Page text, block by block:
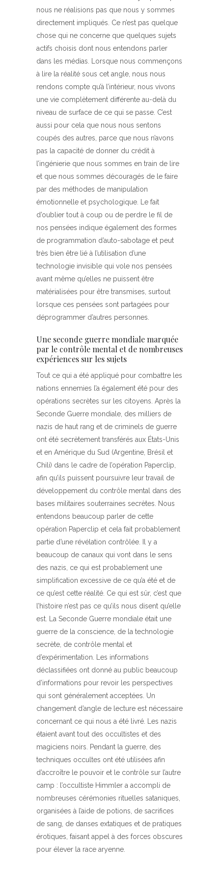
nous ne réalisions pas que nous y sommes
directement impliqués. Ce n’est pas quelque
chose qui ne concerne que quelques sujets
actifs choisis dont nous entendons parler
dans les médias. Lorsque nous commençons
à lire la réalité sous cet angle, nous nous
rendons compte qu’à l’intérieur, nous vivons
une vie complètement différente au-delà du
niveau de surface de ce qui se passe. C’est
aussi pour cela que nous nous sentons
coupés des autres, parce que nous n’avons
pas la capacité de donner du crédit à
l’ingénierie que nous sommes en train de lire
et que nous sommes découragés de le faire
par des méthodes de manipulation
émotionnelle et psychologique. Le fait
d’oublier tout à coup ou de perdre le fil de
nos pensées indique également des formes
de programmation d’auto-sabotage et peut
très bien être lié à l’utilisation d’une
technologie invisible qui vole nos pensées
avant même qu’elles ne puissent être
matérialisées pour être transmises, surtout
lorsque ces pensées sont partagées pour
déprogrammer d’autres personnes.
Une seconde guerre mondiale marquée
par le contrôle mental et de nombreuses
expériences sur les sujets
Tout ce qui a été appliqué pour combattre les
nations ennemies l’a également été pour des
opérations secrètes sur les citoyens. Après la
Seconde Guerre mondiale, des milliers de
nazis de haut rang et de criminels de guerre
ont été secrètement transférés aux États-Unis
et en Amérique du Sud (Argentine, Brésil et
Chili) dans le cadre de l’opération Paperclip,
afin qu’ils puissent poursuivre leur travail de
développement du contrôle mental dans des
bases militaires souterraines secrètes. Nous
entendons beaucoup parler de cette
opération Paperclip et cela fait probablement
partie d’une révélation contrôlée. Il y a
beaucoup de canaux qui vont dans le sens
des nazis, ce qui est probablement une
simplification excessive de ce qu’a été et de
ce qu’est cette réalité. Ce qui est sûr, c’est que
l’histoire n’est pas ce qu’ils nous disent qu’elle
est. La Seconde Guerre mondiale était une
guerre de la conscience, de la technologie
secrète, de contrôle mental et
d’expérimentation. Les informations
déclassifiées ont donné au public beaucoup
d’informations pour revoir les perspectives
qui sont généralement acceptées. Un
changement d’angle de lecture est nécessaire
concernant ce qui nous a été livré. Les nazis
étaient avant tout des occultistes et des
magiciens noirs. Pendant la guerre, des
techniques occultes ont été utilisées afin
d’accroître le pouvoir et le contrôle sur l’autre
camp : l’occultiste Himmler a accompli de
nombreuses cérémonies rituelles sataniques,
organisées à l’aide de potions, de sacrifices
de sang, de danses extatiques et de pratiques
érotiques, faisant appel à des forces obscures
pour élever la race aryenne.